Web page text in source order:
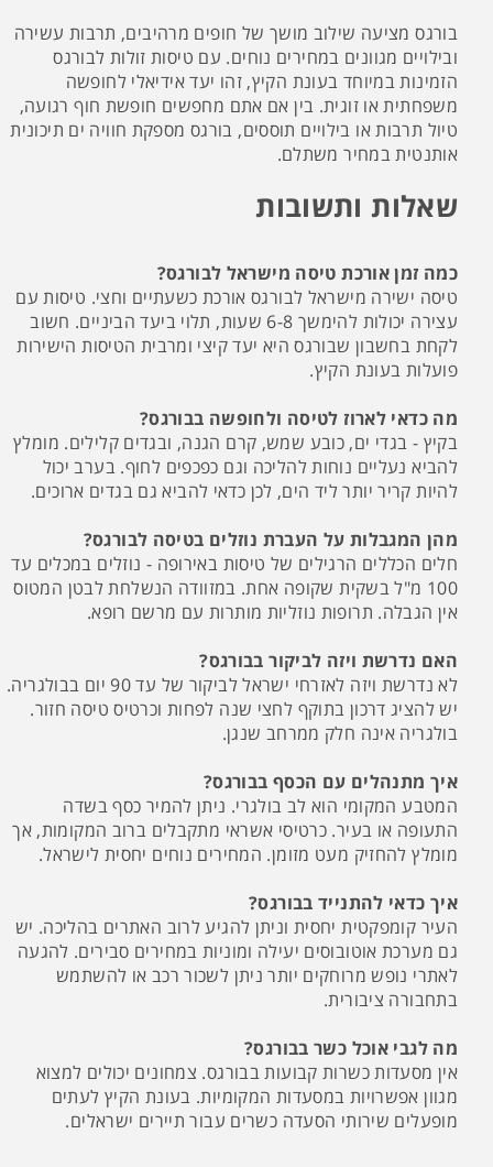
בורגס מציעה שילוב מושך של חופים מרהיבים, תרבות עשירה
ובילויים מגוונים במחירים נוחים. עם טיסות זולות לבורגס
הזמינות במיוחד בעונת הקיץ, זהו יעד אידיאלי לחופשה
משפחתית או זוגית. בין אם אתם מחפשים חופשת חוף רגועה,
טיול תרבות או בילויים תוססים, בורגס מספקת חוויה ים תיכונית
אותנטית במחיר משתלם.
שאלות ותשובות
כמה זמן אורכת טיסה מישראל לבורגס?
טיסה ישירה מישראל לבורגס אורכת כשעתיים וחצי. טיסות עם
עצירה יכולות להימשך 6-8 שעות, תלוי ביעד הביניים. חשוב
לקחת בחשבון שבורגס היא יעד קיצי ומרבית הטיסות הישירות
פועלות בעונת הקיץ.
מה כדאי לארוז לטיסה ולחופשה בבורגס?
בקיץ - בגדי ים, כובע שמש, קרם הגנה, ובגדים קלילים. מומלץ
להביא נעליים נוחות להליכה וגם כפכפים לחוף. בערב יכול
להיות קריר יותר ליד הים, לכן כדאי להביא גם בגדים ארוכים.
מהן המגבלות על העברת נוזלים בטיסה לבורגס?
חלים הכללים הרגילים של טיסות באירופה - נוזלים במכלים עד
100 מ"ל בשקית שקופה אחת. במזוודה הנשלחת לבטן המטוס
אין הגבלה. תרופות נוזליות מותרות עם מרשם רופא.
האם נדרשת ויזה לביקור בבורגס?
לא נדרשת ויזה לאזרחי ישראל לביקור של עד 90 יום בבולגריה.
יש להציג דרכון בתוקף לחצי שנה לפחות וכרטיס טיסה חזור.
בולגריה אינה חלק ממרחב שנגן.
איך מתנהלים עם הכסף בבורגס?
המטבע המקומי הוא לב בולגרי. ניתן להמיר כסף בשדה
התעופה או בעיר. כרטיסי אשראי מתקבלים ברוב המקומות, אך
מומלץ להחזיק מעט מזומן. המחירים נוחים יחסית לישראל.
איך כדאי להתנייד בבורגס?
העיר קומפקטית יחסית וניתן להגיע לרוב האתרים בהליכה. יש
גם מערכת אוטובוסים יעילה ומוניות במחירים סבירים. להגעה
לאתרי נופש מרוחקים יותר ניתן לשכור רכב או להשתמש
בתחבורה ציבורית.
מה לגבי אוכל כשר בבורגס?
אין מסעדות כשרות קבועות בבורגס. צמחונים יכולים למצוא
מגוון אפשרויות במסעדות המקומיות. בעונת הקיץ לעתים
מופעלים שירותי הסעדה כשרים עבור תיירים ישראלים.